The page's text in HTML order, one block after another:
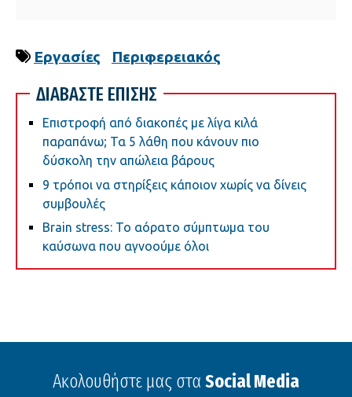
Εργασίες Περιφερειακός
ΔΙΑΒΑΣΤΕ ΕΠΙΣΗΣ
Επιστροφή από διακοπές με λίγα κιλά
παραπάνω; Τα 5 λάθη που κάνουν πιο
δύσκολη την απώλεια βάρους
9 τρόποι να στηρίξεις κάποιον χωρίς να δίνεις
συμβουλές
Brain stress: Το αόρατο σύμπτωμα του
καύσωνα που αγνοούμε όλοι
Ακολουθήστε μας στα Social Media